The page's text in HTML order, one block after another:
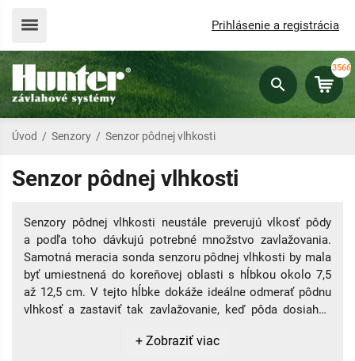
Prihlásenie a registrácia
3566
Úvod / Senzory / Senzor pôdnej vlhkosti
Senzor pôdnej vlhkosti
Senzory pôdnej vlhkosti neustále preverujú vlkosť pôdy
a podľa toho dávkujú potrebné množstvo zavlažovania.
Samotná meracia sonda senzoru pôdnej vlhkosti by mala
byť umiestnená do koreňovej oblasti s hĺbkou okolo 7,5
až 12,5 cm. V tejto hĺbke dokáže ideálne odmerať pôdnu
vlhkosť a zastaviť tak zavlažovanie, keď pôda dosiahne
dokážu senzory pôdnej vlhkosti zabrániť aj rôznym
+ Zobraziť viac